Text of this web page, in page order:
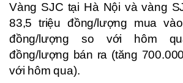
Vàng SJC tại Hà Nội và vàng
83,5 triệu đồng/lượng mua
đồng/lượng so với hôm
đồng/lượng bán ra (tăng
với hôm qua).